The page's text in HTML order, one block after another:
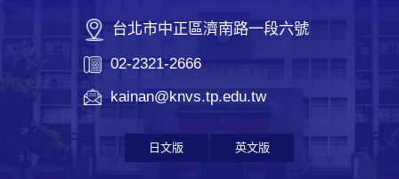
台北市中正區濟南路一段六號
02-2321-2666
kainan@knvs.tp.edu.tw
日文版 英文版